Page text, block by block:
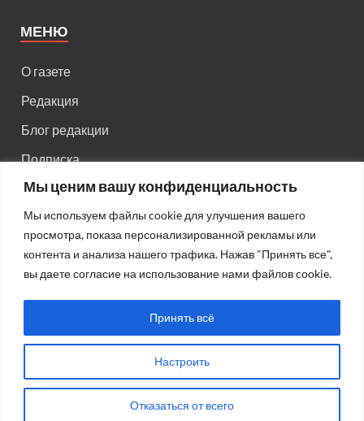
Мы ценим вашу конфиденциальность
Мы используем файлы cookie для улучшения вашего
просмотра, показа персонализированной рекламы или
контента и анализа нашего трафика. Нажав "Принять все",
вы даете согласие на использование нами файлов cookie.
Настроить
Отказаться от всего
Принять всё
МЕНЮ
О газете
Редакция
Блог редакции
Подписка
Правила поведения на сайте
Реклама
Старый сайт
Старый HTML сайт
Авторсие права: © 2026Газета "Советская Россия".